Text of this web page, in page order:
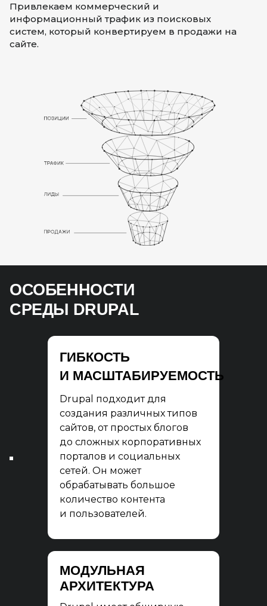
Привлекаем коммерческий и
информационный трафик из поисковых
систем, который конвертируем в продажи на
сайте.
ОСОБЕННОСТИ
СРЕДЫ DRUPAL
ГИБКОСТЬ
И МАСШТАБИРУЕМОСТЬ
Drupal подходит для
создания различных типов
сайтов, от простых блогов
до сложных корпоративных
порталов и социальных
сетей. Он может
обрабатывать большое
количество контента
и пользователей.
МОДУЛЬНАЯ
АРХИТЕКТУРА